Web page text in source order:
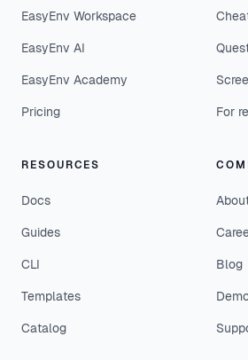
EasyEnv Workspace
EasyEnv AI
EasyEnv Academy
Pricing
For
RESOURCES
Docs
Guides
CLI
Templates
Catalog
Blog